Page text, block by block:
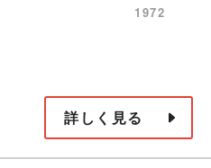
1972
詳しく見る